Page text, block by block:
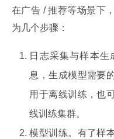
在广告 / 推荐等场景下
为几个步骤：
日志采集与样本
息，生成模型需要
用于离线训练，也
线训练集群。
模型训练。有了样